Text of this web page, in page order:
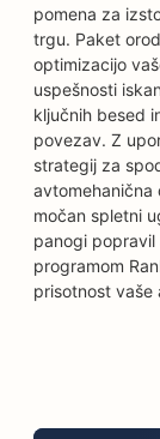
pomena za
trgu. Paket
optimizacijo
uspešnosti
ključnih besed
povezav. Z
strategij za
močan spletni
panogi popravil
programom
prisotnost vaše